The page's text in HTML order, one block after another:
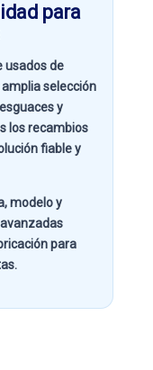
para
usados de
selección
y
los recambios
fiable y
modelo y
para